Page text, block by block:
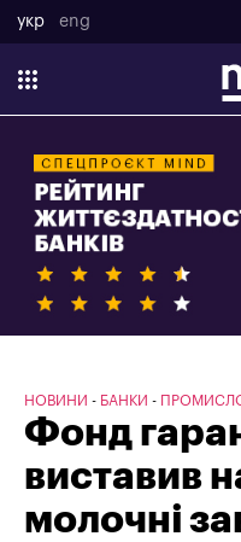
укр eng
НОВИНИ БАНКИ
Фонд
виставив
молочні